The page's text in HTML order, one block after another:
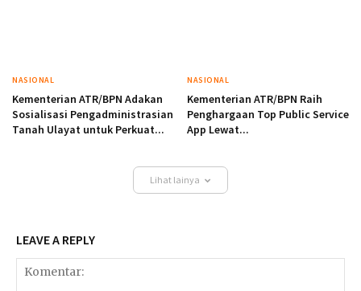
NASIONAL
Kementerian ATR/BPN Adakan
Sosialisasi Pengadministrasian
Tanah Ulayat untuk Perkuat...
NASIONAL
Kementerian ATR/BPN Raih
Penghargaan Top Public Service
App Lewat...
Lihat lainya
LEAVE A REPLY